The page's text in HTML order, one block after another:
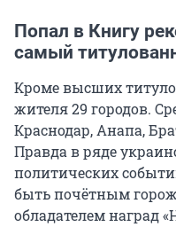
Попал в Книгу
самый
Кроме высших
жителя 29 городов.
Краснодар, Анапа,
Правда в ряде
политических
быть почётным
обладателем наград